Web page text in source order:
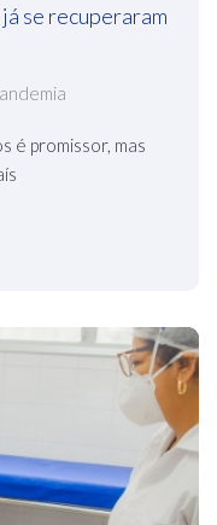
se recuperaram
é promissor, mas